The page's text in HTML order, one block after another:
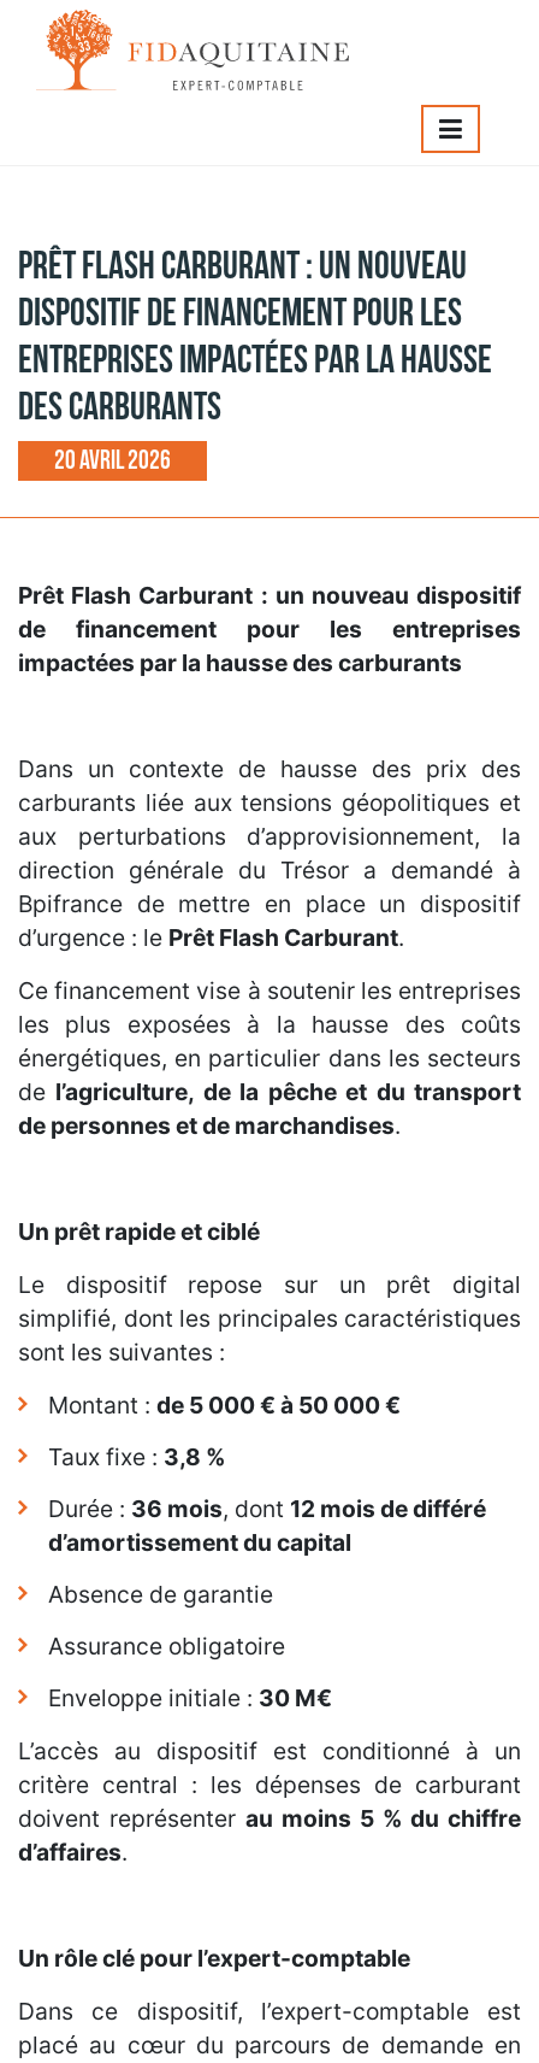
Prêt Flash Carburant : un nouveau dispositif
financement pour les entreprises impactées par la hausse
Prêt Flash Carburant : un nouveau
dispositif de financement pour les
entreprises impactées par la hausse
des carburants
20 avril 2026
Prêt Flash Carburant : un nouveau dispositif
de financement pour les entreprises
impactées par la hausse des carburants
Dans un contexte de hausse des prix des
carburants liée aux tensions géopolitiques et
aux perturbations d’approvisionnement, la
direction générale du Trésor a demandé à
Bpifrance de mettre en place un dispositif
d’urgence : le Prêt Flash Carburant.
Ce financement vise à soutenir les entreprises
les plus exposées à la hausse des coûts
énergétiques, en particulier dans les secteurs
de l’agriculture, de la pêche et du transport
de personnes et de marchandises.
Un prêt rapide et ciblé
Le dispositif repose sur un prêt digital
simplifié, dont les principales caractéristiques
sont les suivantes :
Montant : de 5 000 € à 50 000 €
Taux fixe : 3,8 %
Durée : 36 mois, dont 12 mois de différé
d’amortissement du capital
Absence de garantie
Assurance obligatoire
Enveloppe initiale : 30 M€
L’accès au dispositif est conditionné à un
critère central : les dépenses de carburant
doivent représenter au moins 5 % du chiffre
d’affaires.
Un rôle clé pour l’expert-comptable
Dans ce dispositif, l’expert-comptable est
placé au cœur du parcours de demande en